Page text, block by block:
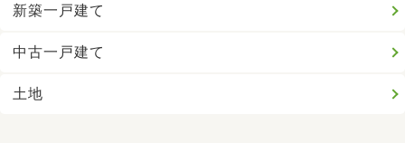
新築一戸建て
中古一戸建て
土地